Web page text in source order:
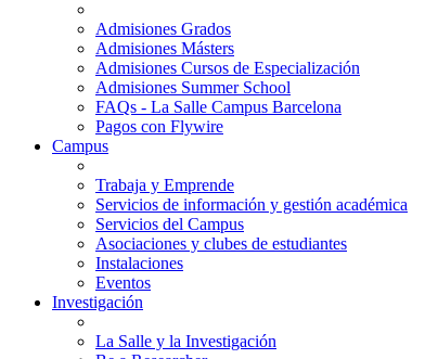
Admisiones Grados
Admisiones Másters
Admisiones Cursos de Especialización
Admisiones Summer School
FAQs - La Salle Campus Barcelona
Pagos con Flywire
Campus
Trabaja y Emprende
Servicios de información y gestión académica
Servicios del Campus
Asociaciones y clubes de estudiantes
Instalaciones
Eventos
Investigación
La Salle y la Investigación